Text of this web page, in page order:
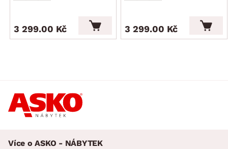
3 299.00 Kč 3 299.00 Kč
Více o ASKO - NÁBYTEK